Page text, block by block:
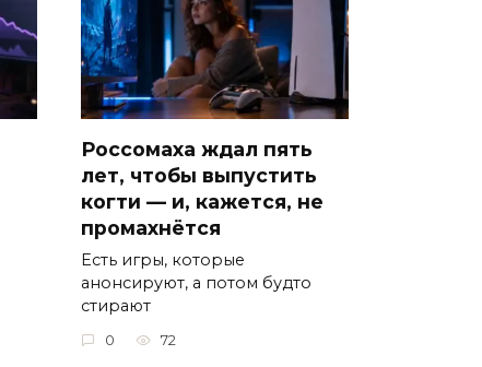
Россомаха ждал пять
лет, чтобы выпустить
когти — и, кажется, не
промахнётся
Есть игры, которые
анонсируют, а потом будто
стирают
0 72